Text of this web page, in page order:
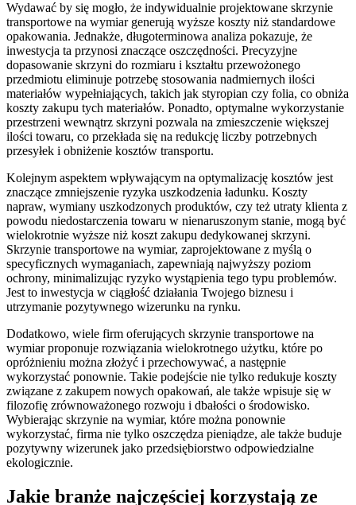
Wydawać by się mogło, że indywidualnie projektowane skrzynie
transportowe na wymiar generują wyższe koszty niż standardowe
opakowania. Jednakże, długoterminowa analiza pokazuje, że
inwestycja ta przynosi znaczące oszczędności. Precyzyjne
dopasowanie skrzyni do rozmiaru i kształtu przewożonego
przedmiotu eliminuje potrzebę stosowania nadmiernych ilości
materiałów wypełniających, takich jak styropian czy folia, co obniża
koszty zakupu tych materiałów. Ponadto, optymalne wykorzystanie
przestrzeni wewnątrz skrzyni pozwala na zmieszczenie większej
ilości towaru, co przekłada się na redukcję liczby potrzebnych
przesyłek i obniżenie kosztów transportu.
Kolejnym aspektem wpływającym na optymalizację kosztów jest
znaczące zmniejszenie ryzyka uszkodzenia ładunku. Koszty
napraw, wymiany uszkodzonych produktów, czy też utraty klienta z
powodu niedostarczenia towaru w nienaruszonym stanie, mogą być
wielokrotnie wyższe niż koszt zakupu dedykowanej skrzyni.
Skrzynie transportowe na wymiar, zaprojektowane z myślą o
specyficznych wymaganiach, zapewniają najwyższy poziom
ochrony, minimalizując ryzyko wystąpienia tego typu problemów.
Jest to inwestycja w ciągłość działania Twojego biznesu i
utrzymanie pozytywnego wizerunku na rynku.
Dodatkowo, wiele firm oferujących skrzynie transportowe na
wymiar proponuje rozwiązania wielokrotnego użytku, które po
opróżnieniu można złożyć i przechowywać, a następnie
wykorzystać ponownie. Takie podejście nie tylko redukuje koszty
związane z zakupem nowych opakowań, ale także wpisuje się w
filozofię zrównoważonego rozwoju i dbałości o środowisko.
Wybierając skrzynie na wymiar, które można ponownie
wykorzystać, firma nie tylko oszczędza pieniądze, ale także buduje
pozytywny wizerunek jako przedsiębiorstwo odpowiedzialne
ekologicznie.
Jakie branże najczęściej korzystają ze